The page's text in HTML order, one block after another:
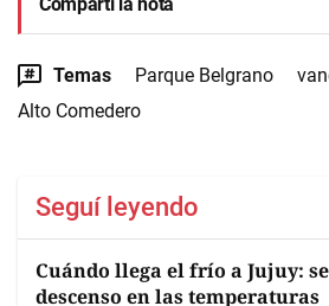
Temas Parque Belgrano
Alto Comedero
Seguí leyendo
Cuándo llega el frío a Jujuy:
descenso en las temperaturas